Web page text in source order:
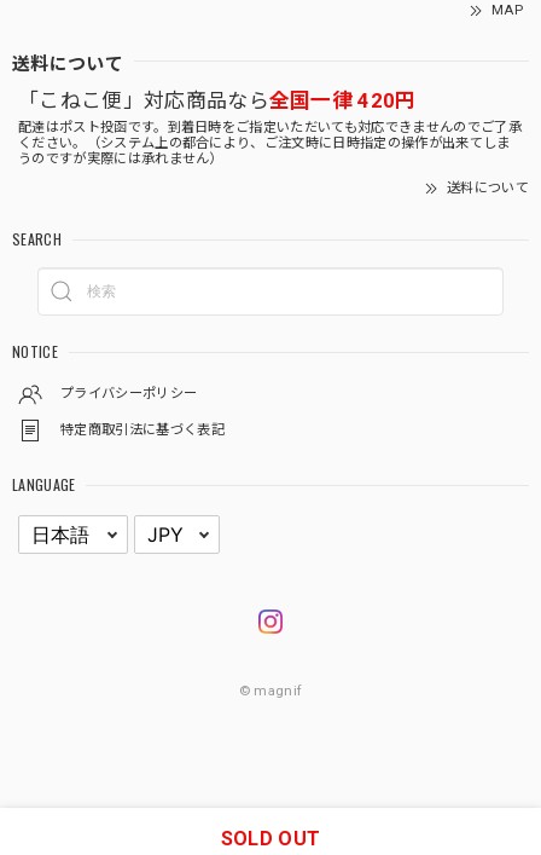
MAP
送料について
「こねこ便」対応商品なら全国一律 420円
配達はポスト投函です。到着日時をご指定いただいても対応できませんのでご了承
ください。（システム上の都合により、ご注文時に日時指定の操作が出来てしま
うのですが実際には承れません）
送料について
SEARCH
NOTICE
プライバシーポリシー
特定商取引法に基づく表記
LANGUAGE
© magnif
SOLD OUT